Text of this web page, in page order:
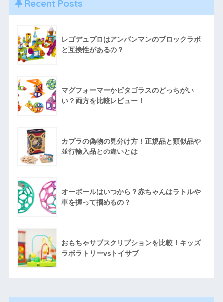
Recent Posts
レゴデュプロはアンパンマンのブロックラボ
と互換性があるの？
マグフォーマーかピタゴラスのどっちがい
い？両方を比較レビュー！
カプラの偽物の見分け方！正規品と類似品や
並行輸入品との違いとは
オーボールはいつから？赤ちゃんはラトルや
車を握って掴めるの？
おもちゃサブスクリプションを比較！キッズ
ラボラトリーvsトイサブ